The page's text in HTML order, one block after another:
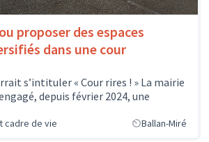
proposer des espaces
dans une cour
s’intituler « Cour rires ! » La mairie
depuis février 2024, une
cadre de vie Ballan-Miré